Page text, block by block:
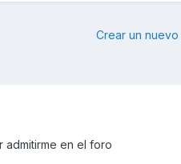
Crear un nuevo
admitirme en el foro